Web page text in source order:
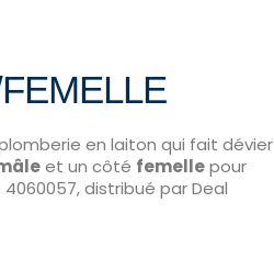
en laiton qui fait dévier
et un côté femellepour
distribué par Deal